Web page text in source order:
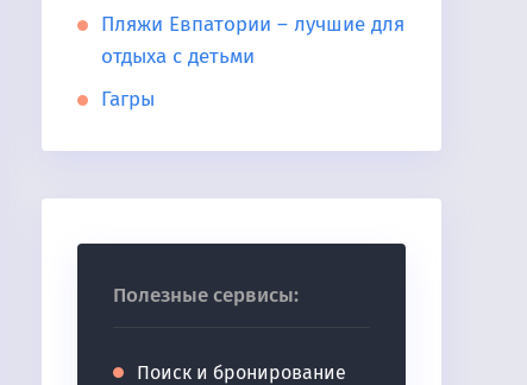
Пляжи Евпатории – лучшие для
отдыха с детьми
Гагры
Полезные сервисы:
Поиск и бронирование